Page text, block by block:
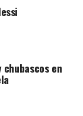
en